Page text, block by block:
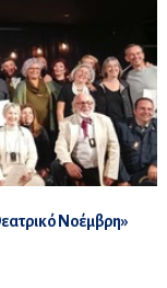
Νοέμβρη»